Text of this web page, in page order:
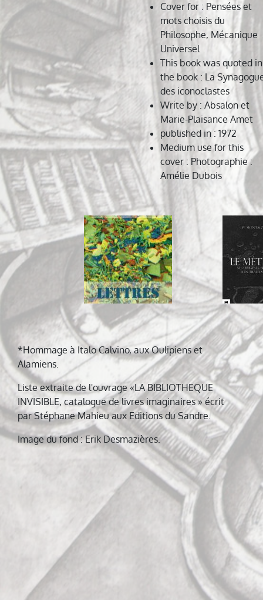
Cover for: Pensées et
mots choisis du
Philosophe, Mécanique
Universel
This book was quoted in
the book: La
des iconoclastes
Write by: Absalon et
Marie-Plaisance Amet
published in: 1972
Medium use for this
cover: Photographie :
Amélie Dubois
Navigation
de
l’article
*Hommage à Italo Calvino, aux Oulipiens et
Alamiens.
Liste extraite de l'ouvrage «LA BIBLIOTHEQUE
INVISIBLE, catalogue de livres imaginaires » écrit
par Stéphane Mahieu aux Editions du Sandre.
Image du fond : Erik Desmazières.